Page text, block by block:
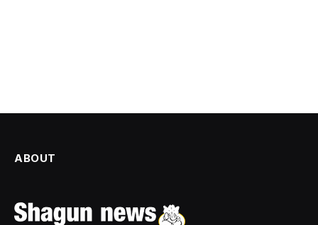
ABOUT